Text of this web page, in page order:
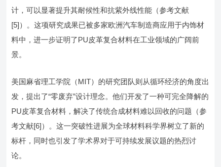
计，可以显著提升其耐候性和抗紫外线性能（参考文献
[5]）。这项研究成果已被多家欧洲汽车制造商应用于内饰材
料中，进一步证明了PU皮革复合材料在工业领域的广阔前
景。
美国麻省理工学院（MIT）的研究团队则从循环经济的角度出
发，提出了“零废弃”设计理念。他们开发了一种可完全降解的
PU皮革复合材料，解决了传统合成材料难以回收的问题（参
考文献[6]）。这一突破性进展为全球材料科学界树立了新的
标杆，同时也引发了学术界对于可持续发展议题的热烈讨
论。